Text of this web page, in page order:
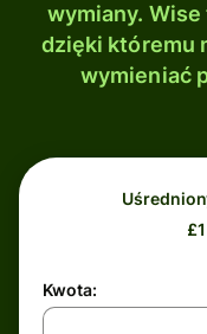
wymiany.
dzięki któremu
wymieniać
Kwota: